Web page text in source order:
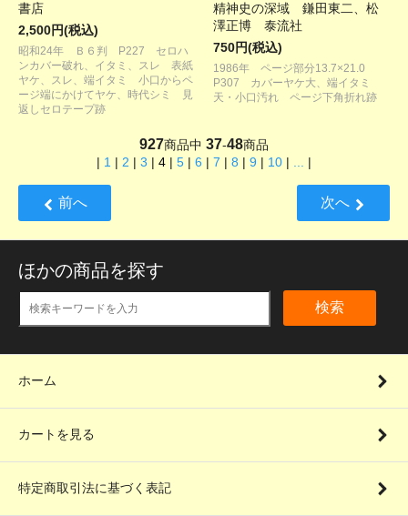
書店
2,500円(税込)
昭和24年 Ｂ６判 P227 セロハ
ンカバー破れ、イタミ、スレ 表紙
ヤケ、スレ、端イタミ 小口からペ
ージ端にかけてヤケ、時代シミ 見
返しセロテープ跡
精神史の深域 鎌田東二、松
澤正博 泰流社
750円(税込)
1986年 ページ部分13.7×21.0
P307 カバーヤケ大、端イタミ
天・小口汚れ ページ下角折れ跡
927商品中 37-48商品
| 1 | 2 | 3 | 4 | 5 | 6 | 7 | 8 | 9 | 10 | ... |
前へ 次へ
ほかの商品を探す
検索
ホーム
カートを見る
特定商取引法に基づく表記